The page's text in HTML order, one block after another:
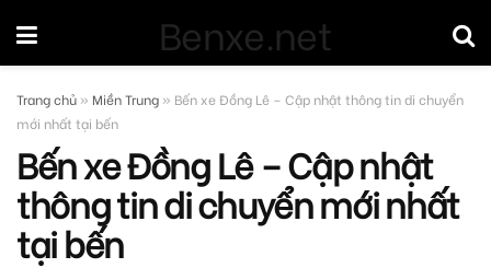
Benxe.net
Trang chủ » Miền Trung » Bến xe Đồng Lê – Cập nhật thông tin di chuyển
mới nhất tại bến
Bến xe Đồng Lê – Cập nhật
thông tin di chuyển mới nhất
tại bến